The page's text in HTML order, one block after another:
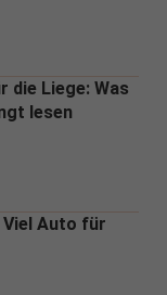
die Liege: Was
lesen
Viel Auto für